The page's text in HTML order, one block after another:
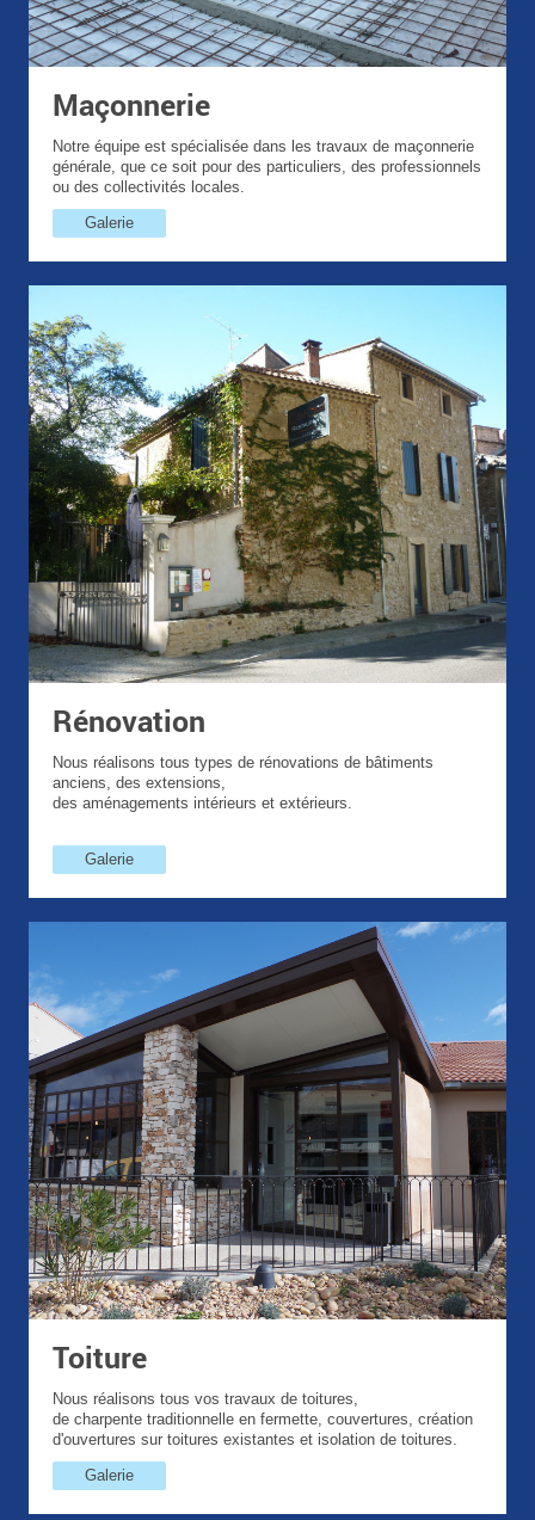
Maçonnerie
Notre équipe est spécialisée dans les travaux de maçonnerie
générale, que ce soit pour des particuliers, des professionnels
ou des collectivités locales.
Galerie
Rénovation
Nous réalisons tous types de rénovations de bâtiments
anciens, des extensions,
des aménagements intérieurs et extérieurs.
Galerie
Toiture
Nous réalisons tous vos travaux de toitures,
de charpente traditionnelle en fermette, couvertures, création
d'ouvertures sur toitures existantes et isolation de toitures.
Galerie